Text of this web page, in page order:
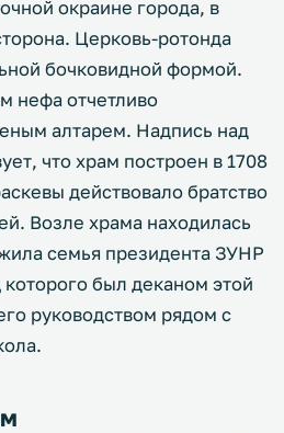
окраине города, в
Церковь-ротонда
бочковидной формой.
нефа отчетливо
алтарем. Надпись над
что храм построен в 1708
действовало братство
Возле храма находилась
семья президента ЗУНР
был деканом этой
руководством рядом с